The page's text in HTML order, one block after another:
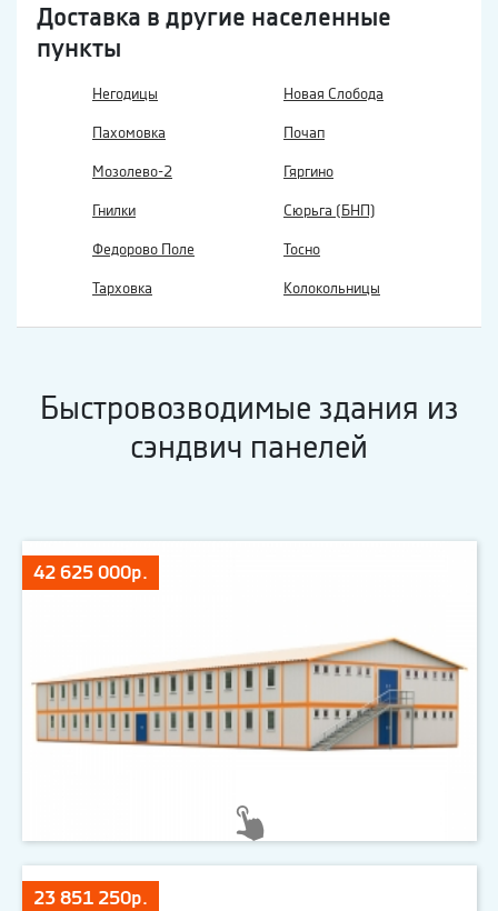
Доставка в другие населенные
пункты
Негодицы Новая Слобода
Пахомовка Почап
Мозолево-2 Гяргино
Гнилки Сюрьга (БНП)
Федорово Поле Тосно
Тарховка Колокольницы
Быстровозводимые здания из
сэндвич панелей
42 625 000р.
23 851 250р.